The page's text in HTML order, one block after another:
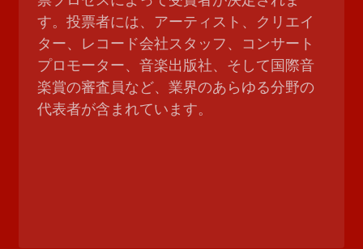
す。投票者には、アーティスト、クリエイ
ター、レコード会社スタッフ、コンサート
プロモーター、音楽出版社、そして国際音
楽賞の審査員など、業界のあらゆる分野の
代表者が含まれています。